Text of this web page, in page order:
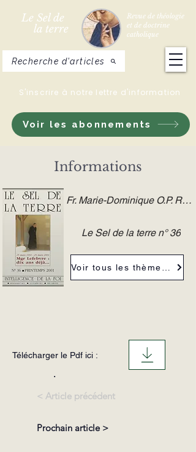
Le Sel de
la terre
Revue de théologie
et de doctrine
catholique
Voir les abonnements
S'inscrire à notre lettre d'information
Recherche d'articles
Informations
Fr. Marie-Dominique O.P. ROULON
Le Sel de la terre n° 36
Télécharger le Pdf ici :
.
< Article précédent
Prochain article >